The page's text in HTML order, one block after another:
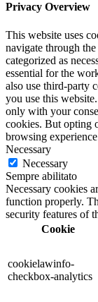
Privacy Overview
This website uses
navigate through
categorized as
essential for the
also use third-party
you use this
only with your
cookies. But opting
browsing
Necessary
Necessary
Sempre abilitato
Necessary cookies
function properly.
security features of
Cookie
cookielawinfo-
checkbox-analytics